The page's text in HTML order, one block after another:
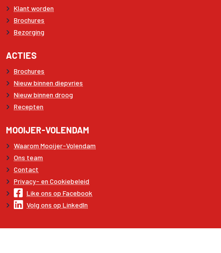
Klant worden
Brochures
Bezorging
ACTIES
Brochures
Nieuw binnen diepvries
Nieuw binnen droog
Recepten
MOOIJER-VOLENDAM
Waarom Mooijer-Volendam
Ons team
Contact
Privacy- en Cookiebeleid
Like ons op Facebook
Volg ons op LinkedIn